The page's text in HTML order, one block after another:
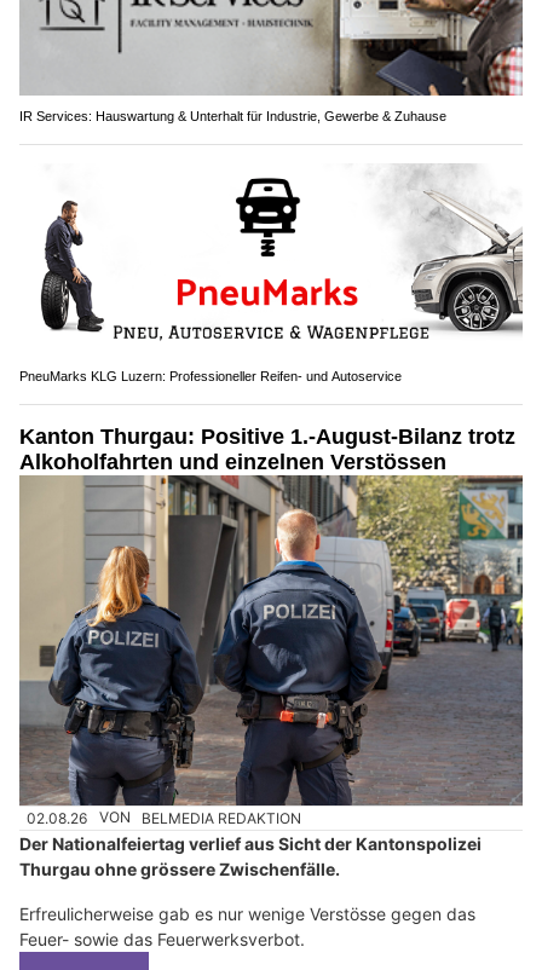
IR Services: Hauswartung & Unterhalt für Industrie, Gewerbe & Zuhause
PneuMarks KLG Luzern: Professioneller Reifen- und Autoservice
Kanton Thurgau: Positive 1.-August-Bilanz trotz
Alkoholfahrten und einzelnen Verstössen
02.08.26 VON BELMEDIA REDAKTION
Der Nationalfeiertag verlief aus Sicht der Kantonspolizei
Thurgau ohne grössere Zwischenfälle.
Erfreulicherweise gab es nur wenige Verstösse gegen das
Feuer- sowie das Feuerwerksverbot.